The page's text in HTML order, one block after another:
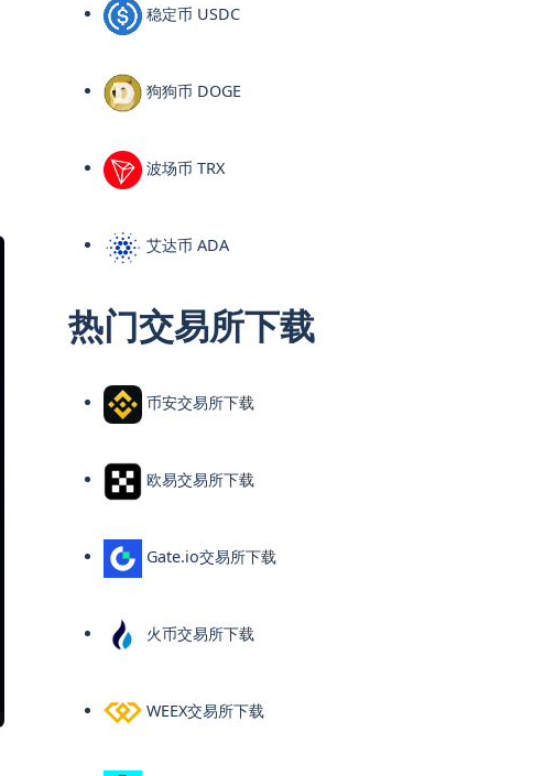
稳定币 USDC
狗狗币 DOGE
波场币 TRX
艾达币 ADA
热门交易所下载
币安交易所下载
欧易交易所下载
Gate.io交易所下载
火币交易所下载
WEEX交易所下载